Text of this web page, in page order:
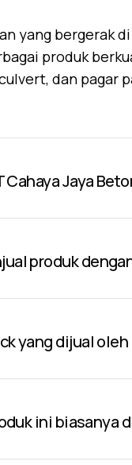
yang bergerak
produk
dan pagar
Jaya
produk
yang dijual oleh
ini biasanya